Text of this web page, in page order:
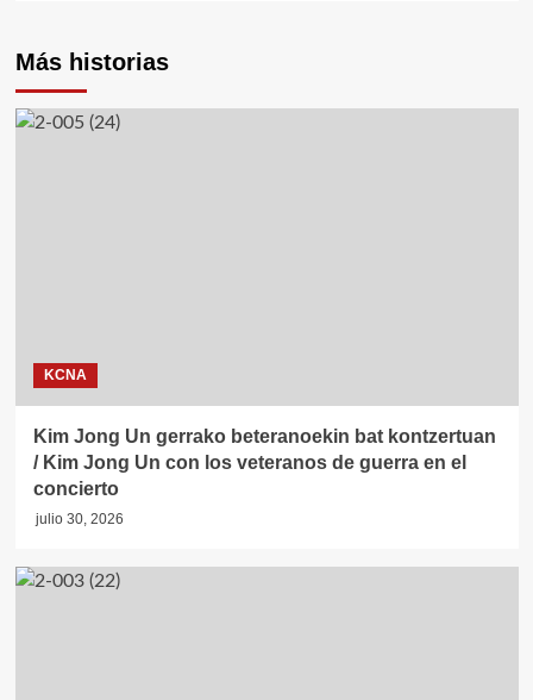
Más historias
KCNA
Kim Jong Un gerrako beteranoekin bat kontzertuan
/ Kim Jong Un con los veteranos de guerra en el
concierto
julio 30, 2026